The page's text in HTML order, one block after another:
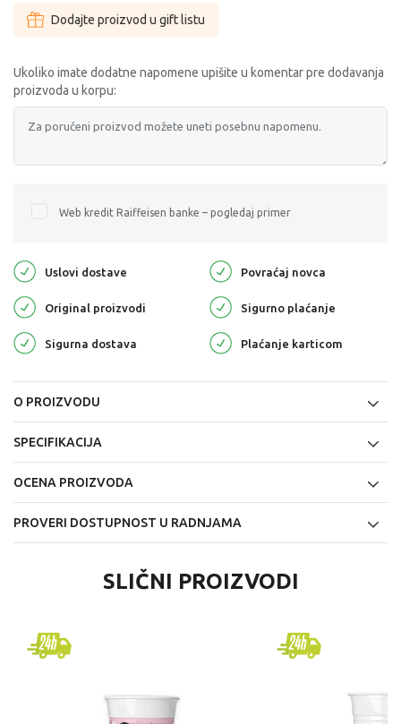
Dodajte proizvod u gift listu
Ukoliko imate dodatne napomene upišite u komentar pre dodavanja
proizvoda u korpu:
Web kredit Raiffeisen banke – pogledaj primer
Uslovi dostave Povraćaj novca
Original proizvodi Sigurno plaćanje
Sigurna dostava Plaćanje karticom
O PROIZVODU
SPECIFIKACIJA
OCENA PROIZVODA
PROVERI DOSTUPNOST U RADNJAMA
SLIČNI PROIZVODI